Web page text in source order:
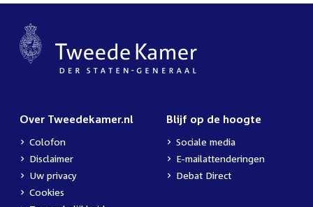
Over Tweedekamer.nl
Colofon
Disclaimer
Uw privacy
Cookies
Blijf op de hoogte
Sociale media
E-mailattenderingen
Debat Direct